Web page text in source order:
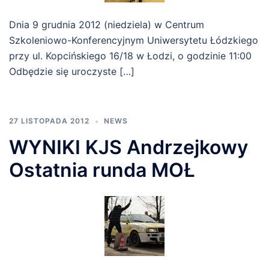
Dnia 9 grudnia 2012 (niedziela) w Centrum
Szkoleniowo-Konferencyjnym Uniwersytetu Łódzkiego
przy ul. Kopcińskiego 16/18 w Łodzi, o godzinie 11:00
Odbędzie się uroczyste […]
27 LISTOPADA 2012 NEWS
WYNIKI KJS Andrzejkowy
Ostatnia runda MOŁ